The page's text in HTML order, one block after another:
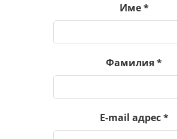
Име*
Фамилия*
E-mail адрес*